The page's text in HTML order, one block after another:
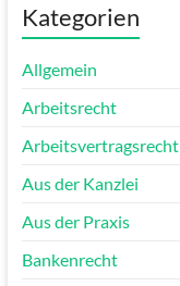
Kategorien
Allgemein
Arbeitsrecht
Arbeitsvertragsrecht
Aus der Kanzlei
Aus der Praxis
Bankenrecht